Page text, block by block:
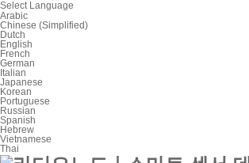
Select Language
Arabic
Chinese (Simplified)
Dutch
English
French
German
Italian
Japanese
Korean
Portuguese
Russian
Spanish
Hebrew
Vietnamese
Thai